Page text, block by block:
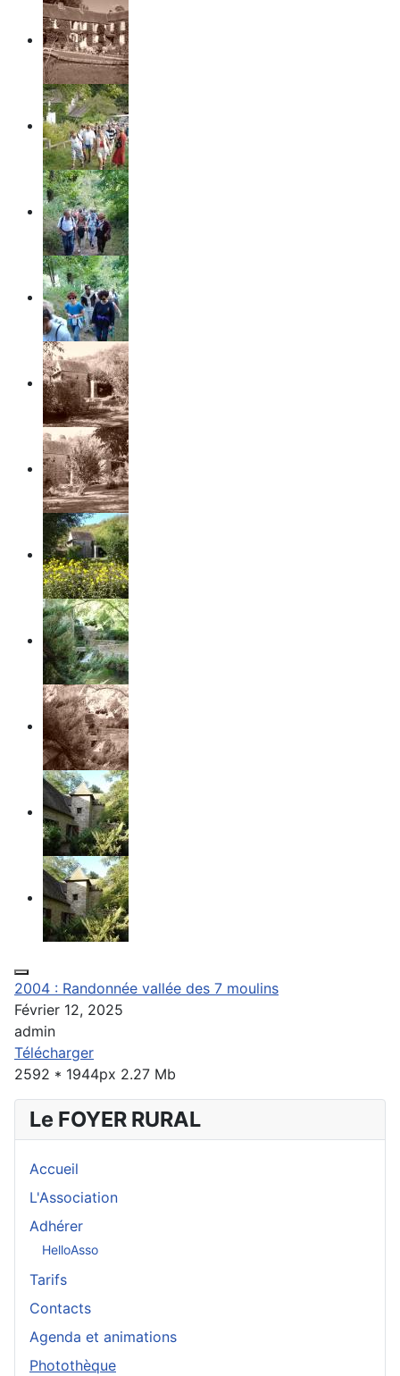
2004 : Randonnée vallée des 7 moulins
Février 12, 2025
admin
Télécharger
2592 * 1944px 2.27 Mb
Le FOYER RURAL
Accueil
L'Association
Adhérer
HelloAsso
Tarifs
Contacts
Agenda et animations
Photothèque